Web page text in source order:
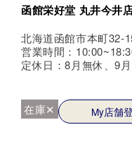
函館栄好堂 丸井今井
北海道函館市本町
営業時間：
定休日：8月無休、9
在庫✕ My店舗